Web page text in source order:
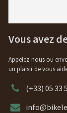
Vous avez
Appelez-nous ou
un plaisir de vous
(+33) 05 33